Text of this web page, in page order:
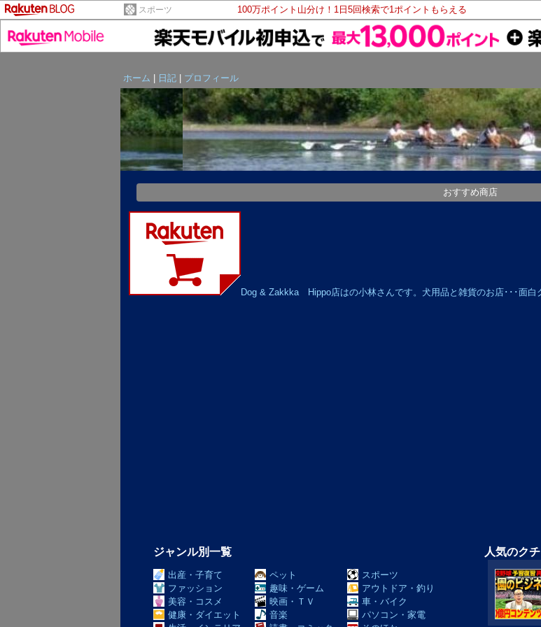
スポーツ 100万ポイント山分け！1日5回検索で1ポイントもらえる
ホーム
日記 プロフィール
おすすめ商店
Dog & Zakkka Hippo店はの小林さんです。犬用品と雑貨のお店･･･面白
ジャンル別一覧
出産・子育て
ファッション
美容・コスメ
健康・ダイエット
ペット
趣味・ゲーム
映画・ＴＶ
音楽
スポーツ
アウトドア・釣り
車・バイク
パソコン・家電
人気のク